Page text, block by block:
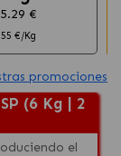
€
€/Kg
promociones
(6 Kg | 2
el